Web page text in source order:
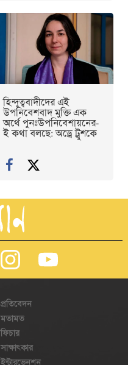
হিন্দুত্ববাদীদের এই
উপনিবেশবাদ মুক্তি এক
অর্থে পুনঃউপনিবেশায়নের-
ই কথা বলছে: অড্রে ট্রুশকে
প্রতিবেদন
মতামত
ফিচার
সাক্ষাৎকার
ইন্টারভেনশন